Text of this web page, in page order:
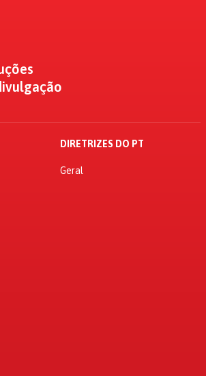
DIRETRIZES DO PT
Geral